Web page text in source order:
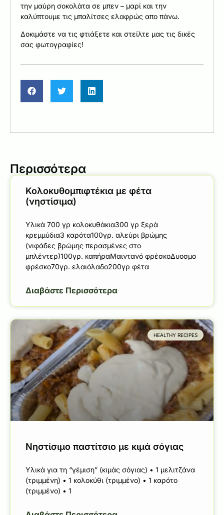
την μαύρη σοκολάτα σε μπεν – μαρί και την
καλύπτουμε τις μπαλίτσες ελαφρώς απο πάνω.
Δοκιμάστε να τις φτιάξετε και στείλτε μας τις δικές
σας φωτογραφίες!
Περισσότερα
Κολοκυθομπιφτέκια με φέτα
(νηστίσιμα)
Υλικά 700 γρ κολοκυθάκια300 γρ ξερά
κρεμμύδια3 καρότα100γρ. αλεύρι βρώμης
(νιφάδες βρώμης περασμένες στο
μπλέντερ)100γρ. καπήραΜαιντανό φρέσκοΔυοσμο
φρέσκο70γρ. ελαιόλαδο200γρ φέτα
Διαβάστε Περισσότερα
HEALTHY RECIPES
Νηστίσιμο παστίτσιο με κιμά σόγιας
Υλικά για τη “γέμιση” (κιμάς σόγιας) • 1 μελιτζάνα
(τριμμένη) • 1 κολοκύθι (τριμμένο) • 1 καρότο
(τριμμένο) • 1